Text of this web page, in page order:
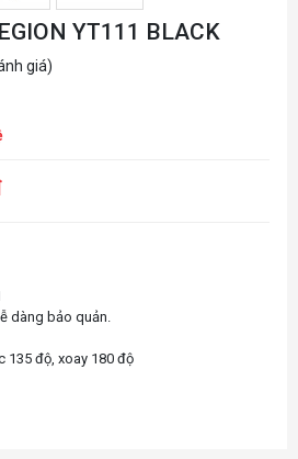
YT111 BLACK
giá)
dàng bảo quản.
135 độ, xoay 180 độ
BIFMA châu Âu và châu Mỹ